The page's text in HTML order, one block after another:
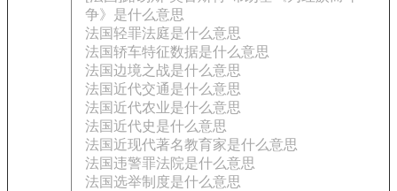
争》是什么意思
法国轻罪法庭是什么意思
法国轿车特征数据是什么意思
法国边境之战是什么意思
法国近代交通是什么意思
法国近代农业是什么意思
法国近代史是什么意思
法国近现代著名教育家是什么意思
法国违警罪法院是什么意思
法国选举制度是什么意思